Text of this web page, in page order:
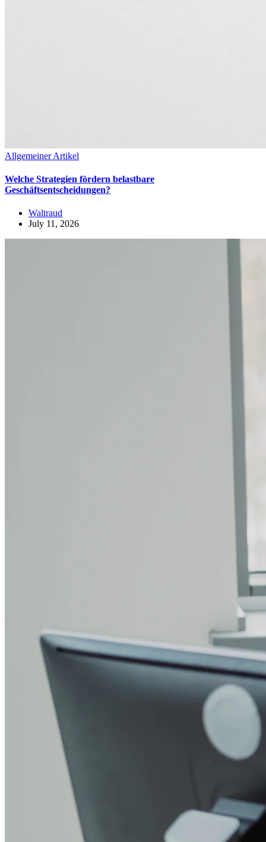
Allgemeiner Artikel
Welche Strategien fördern belastbare
Geschäftsentscheidungen?
Waltraud
July 11, 2026